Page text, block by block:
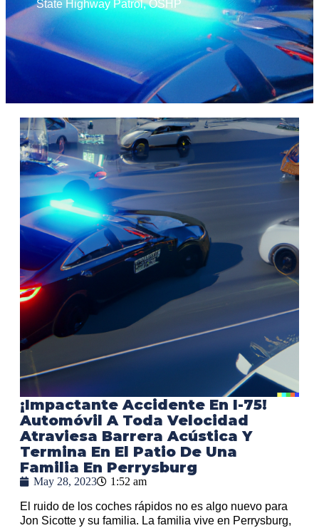
State Highway Patrol,OSHP
¡Impactante Accidente En I-75!
Automóvil A Toda Velocidad
Atraviesa Barrera Acústica Y
Termina En El Patio De Una
Familia En Perrysburg
May 28, 2023 1:52 am
El ruido de los coches rápidos no es algo nuevo para
Jon Sicotte y su familia. La familia vive en Perrysburg,